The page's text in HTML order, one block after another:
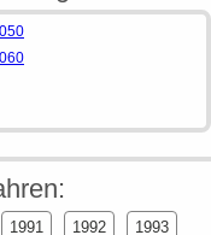
1991 1992 1993